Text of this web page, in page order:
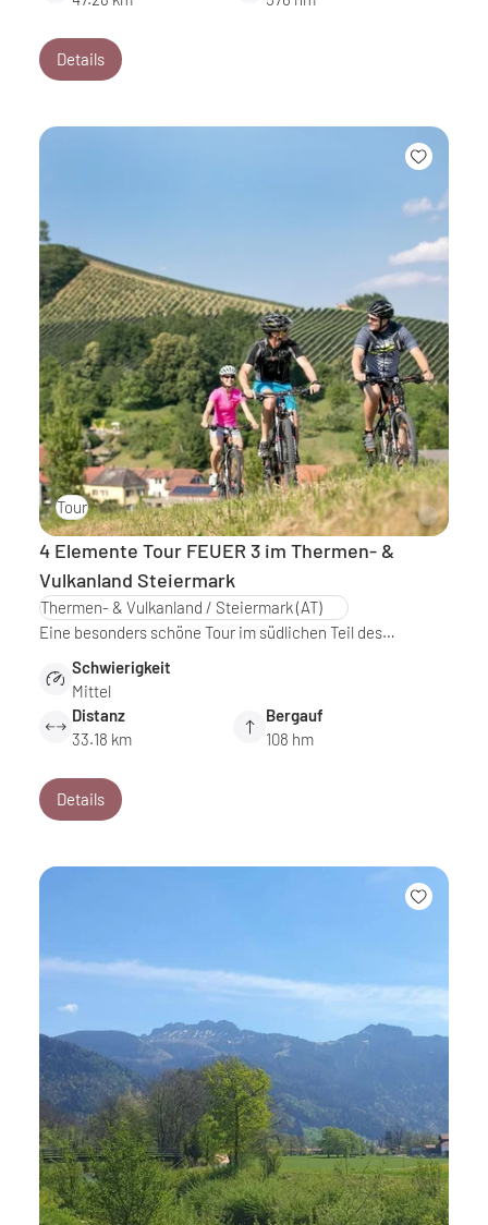
Details
Tour
4 Elemente Tour FEUER 3 im Thermen- &
Vulkanland Steiermark
Thermen- & Vulkanland / Steiermark(AT)
Eine besonders schöne Tour im südlichen Teil des…
Schwierigkeit
Mittel
Distanz
33.18 km
Bergauf
108 hm
Details